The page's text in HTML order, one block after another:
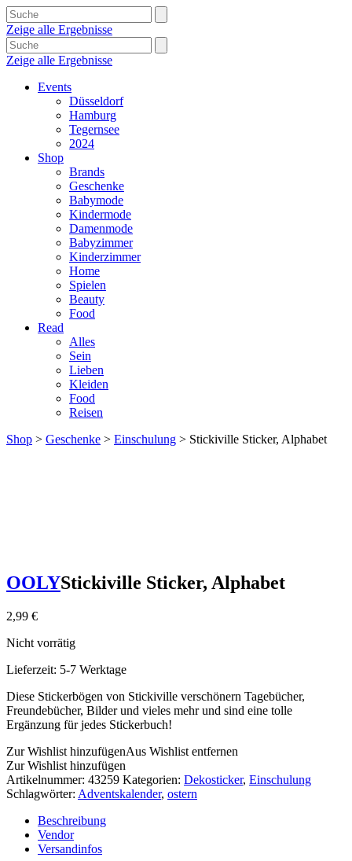
Zeige alle Ergebnisse
Zeige alle Ergebnisse
Events
Düsseldorf
Hamburg
Tegernsee
2024
Shop
Brands
Geschenke
Babymode
Kindermode
Damenmode
Babyzimmer
Kinderzimmer
Home
Spielen
Beauty
Food
Read
Alles
Sein
Lieben
Kleiden
Food
Reisen
Shop > Geschenke > Einschulung > Stickiville Sticker, Alphabet
OOLYStickiville Sticker, Alphabet
2,99 €
Nicht vorrätig
Lieferzeit: 5-7 Werktage
Diese Stickerbögen von Stickiville verschönern Tagebücher,
Freundebücher, Bilder und vieles mehr und sind eine tolle
Ergänzung für jedes Stickerbuch!
Zur Wishlist hinzufügenAus Wishlist entfernen
Zur Wishlist hinzufügen
Artikelnummer: 43259 Kategorien: Dekosticker, Einschulung
Schlagwörter: Adventskalender, ostern
Beschreibung
Vendor
Versandinfos